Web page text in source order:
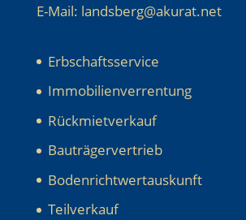
E-Mail: landsberg@akurat.net
Erbschaftsservice
Immobilienverrentung
Rückmietverkauf
Bauträgervertrieb
Bodenrichtwertauskunft
Teilverkauf